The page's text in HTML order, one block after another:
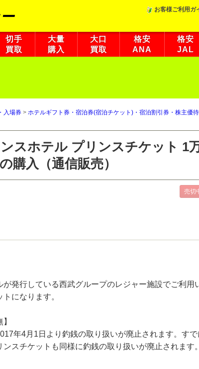
お客様ご利用ガ
切手
買取
大量
購入
大口
買取
格安
ANA
格安
JAL
入場券 > ホテルギフト券・宿泊券(宿泊チケット)・宿泊割引券・株主優
スホテル プリンスチケット 1
購入（通信販売）
が発行している西武グループのレジャー施設でご利用
になります。
年4月1日より釣銭の取り扱いが廃止されます。すで
スチケットも同様に釣銭の取り扱いが廃止されます。